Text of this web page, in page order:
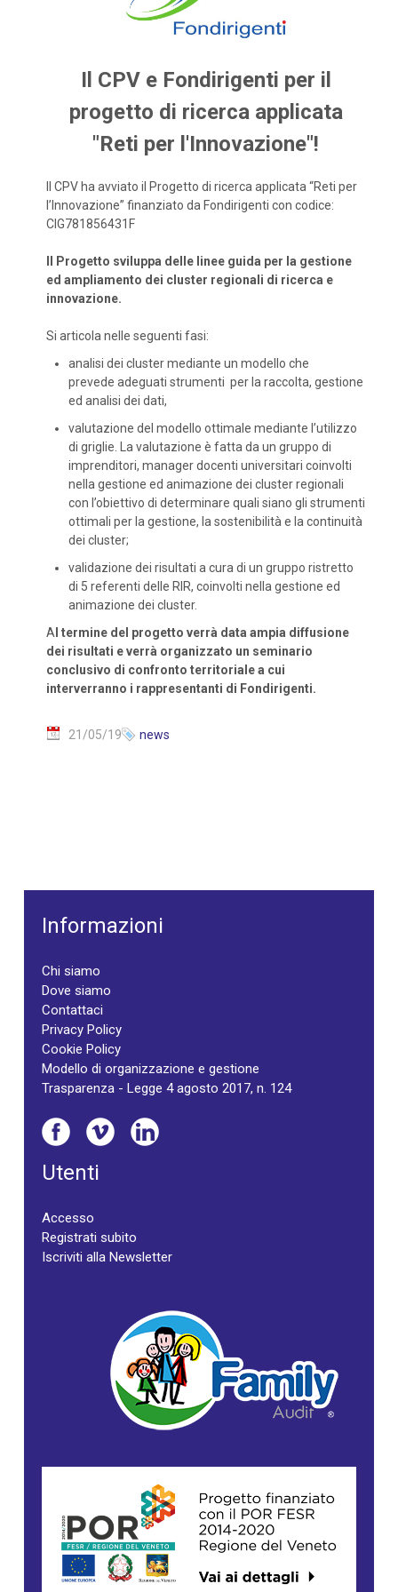
Il CPV e Fondirigenti per il
progetto di ricerca applicata
"Reti per l'Innovazione"!
Il CPV ha avviato il Progetto di ricerca applicata “Reti per
l’Innovazione” finanziato da Fondirigenti con codice:
CIG781856431F
Il Progetto sviluppa delle linee guida per la gestione
ed ampliamento dei cluster regionali di ricerca e
innovazione.
Si articola nelle seguenti fasi:
analisi dei cluster mediante un modello che
prevede adeguati strumenti per la raccolta, gestione
ed analisi dei dati,
valutazione del modello ottimale mediante l’utilizzo
di griglie. La valutazione è fatta da un gruppo di
imprenditori, manager docenti universitari coinvolti
nella gestione ed animazione dei cluster regionali
con l’obiettivo di determinare quali siano gli strumenti
ottimali per la gestione, la sostenibilità e la continuità
dei cluster;
validazione dei risultati a cura di un gruppo ristretto
di 5 referenti delle RIR, coinvolti nella gestione ed
animazione dei cluster.
A l termine del progetto verrà data ampia diffusione
dei risultati e verrà organizzato un seminario
conclusivo di confronto territoriale a cui
interverranno i rappresentanti di Fondirigenti.
21/05/19 news
Informazioni
Chi siamo
Dove siamo
Contattaci
Privacy Policy
Cookie Policy
Modello di organizzazione e gestione
Trasparenza - Legge 4 agosto 2017, n. 124
Utenti
Accesso
Registrati subito
Iscriviti alla Newsletter